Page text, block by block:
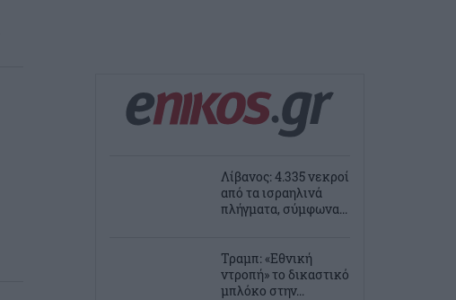
Λίβανος: 4.335 νεκροί
από τα ισραηλινά
πλήγματα, σύμφωνα...
Τραμπ: «Εθνική
ντροπή» το δικαστικό
μπλόκο στην...